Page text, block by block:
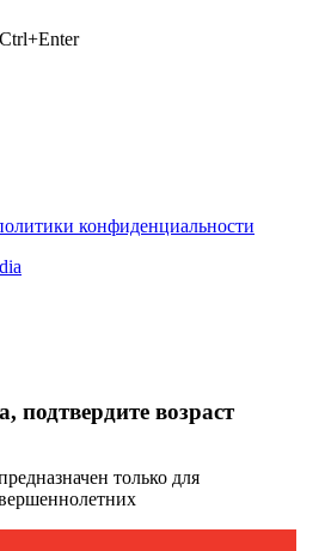
конфиденциальности
подтвердите возраст
только для